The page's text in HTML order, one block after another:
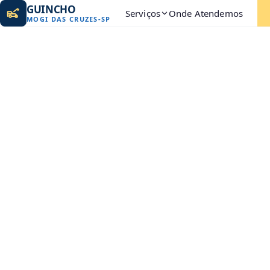
GUINCHO
MOGI DAS CRUZES-SP Serviços Onde Atendemos